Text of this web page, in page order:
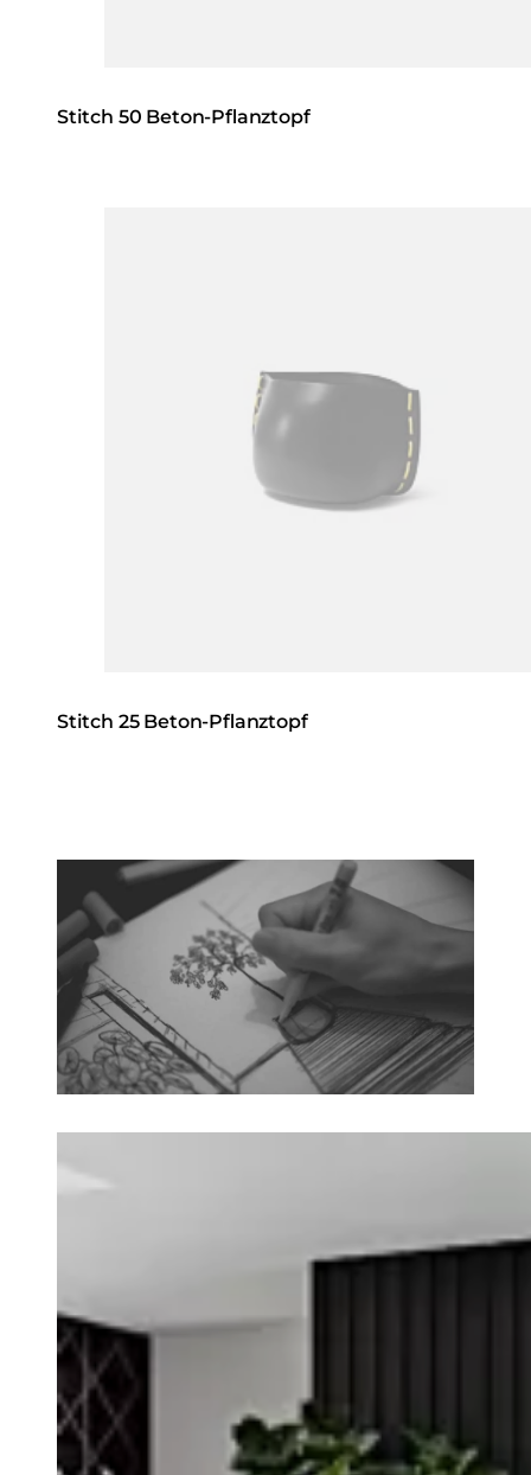
Stitch 50 Beton-Pflanztopf
Stitch 25 Beton-Pflanztopf
Loading image...